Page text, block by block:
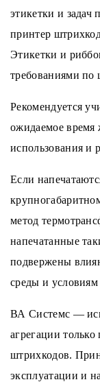
этикетки и
принтер
Этикетки и
требованиями по
Рекомендуется
ожидаемое время
использования и
Если
метод
напечатанные
подвержены
среды и условиям
ВА Системс —
агрегации
штрихкодов.
эксплуатации и